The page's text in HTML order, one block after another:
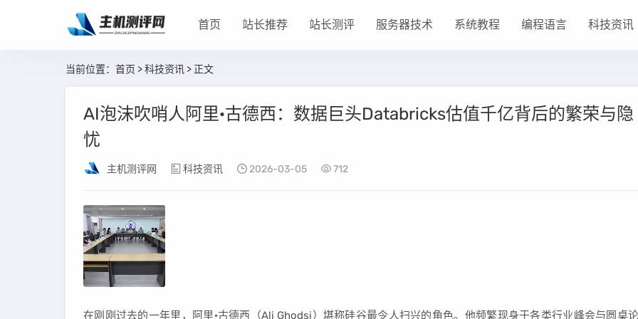
首页 站长推荐 站长测评 服务器技术 系统教程 编程语言 科技资讯
当前位置： 首页 >科技资讯 > 正文
AI泡沫吹哨人阿里·古德西：数据巨头Databricks估值千亿背后的繁荣与隐
忧
主机测评网 科技资讯 2026-03-05 712
在刚刚过去的一年里，阿里·古德西（Ali Ghodsi）堪称硅谷最令人扫兴的角色。他频繁现身于各类行业峰会与圆桌论